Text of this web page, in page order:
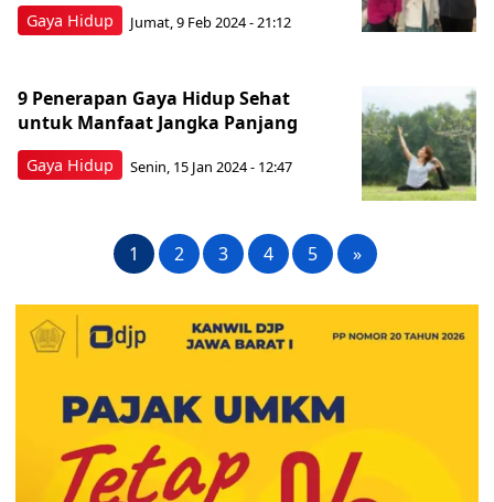
Gaya Hidup Jumat, 9 Feb 2024 - 21:12
Gaya Hidup
9 Penerapan Gaya Hidup Sehat
untuk Manfaat Jangka Panjang
Senin, 15 Jan 2024 - 12:47
1 2 3 4 5 »